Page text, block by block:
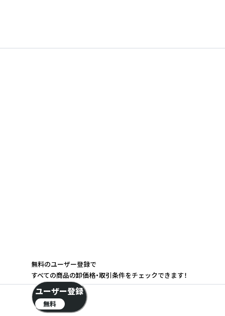
無料のユーザー登録で
すべての商品の卸価格・取引条件をチェックできます！
ユーザー登録
無料